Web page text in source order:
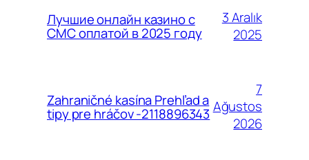
Лучшие онлайн казино с
СМС оплатой в 2025 году
3 Aralık
2025
Zahraničné kasína Prehľad a
tipy pre hráčov -2118896343
7
Ağustos
2026